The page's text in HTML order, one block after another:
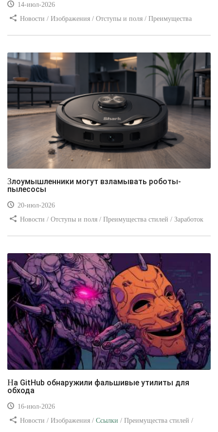
14-июл-2026
Новости / Изображения / Отступы и поля / Преимущества
Злоумышленники могут взламывать роботы-
пылесосы
20-июл-2026
Новости / Отступы и поля / Преимущества стилей / Заработок
На GitHub обнаружили фальшивые утилиты для
обхода
16-июл-2026
Новости / Изображения / Ссылки / Преимущества стилей /